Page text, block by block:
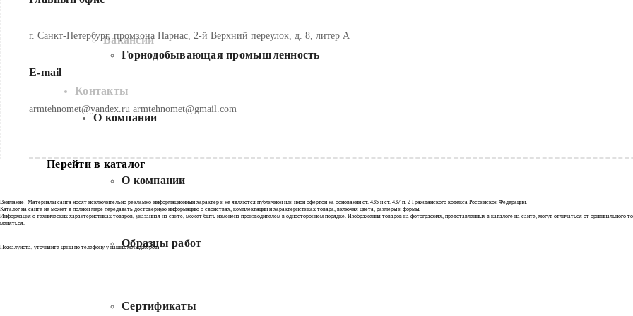
Вакансии
Контакты
Перейти в каталог
Горнодобывающая промышленность
О компании
О компании
Образцы работ
Сертификаты
г. Санкт-Петербург, промзона Парнас, 2-й Верхний переулок, д. 8, литер А
E-mail
armtehnomet@yandex.ru armtehnomet@gmail.com
Внимание! Материалы сайта носят исключительно рекламно-информационный характер и не являются публичной или иной офертой на основании ст. 435 и ст. 437 п. 2 Гражданского кодекса Российской Федерации.
Каталог на сайте не может в полной мере передавать достоверную информацию о свойствах, комплектации и характеристиках товара, включая цвета, размеры и формы.
Информация о технических характеристиках товаров, указанная на сайте, может быть изменена производителем в одностороннем порядке. Изображения товаров на фотографиях, представленных в каталоге на сайте, могут отличаться от
меняться.
Пожалуйста, уточняйте цены по телефону у наших менеджеров.